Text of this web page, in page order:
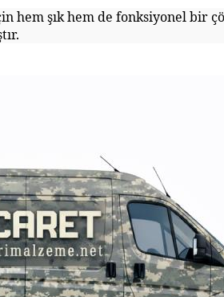
hem şık hem de fonksiyonel bir